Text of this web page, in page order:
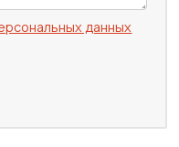
данных